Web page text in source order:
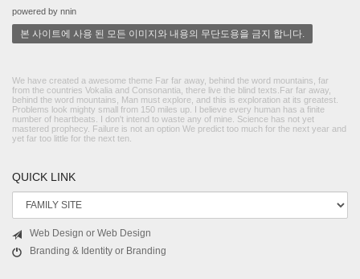
powered by nnin
본 사이트에 사용 된 모든 이미지와 내용의 무단도용을 금지 합니다.
We have created a awesome theme Far far away, behind the word mountains, far
from the countries Vokalia and Consonantia, there live the blind texts.Far far away,
behind the word mountains, Man must explore, and this is exploration at its greatest.
Problems look mighty small from 150 miles up. I believe every human has a finite
number of heartbeats. I don't intend to waste any of mine. Science has not yet
mastered prophecy. Failure is not an option We predict too much for the next year and
yet far too little for the next ten.
QUICK LINK
Web Design or Web Design
Branding & Identity or Branding